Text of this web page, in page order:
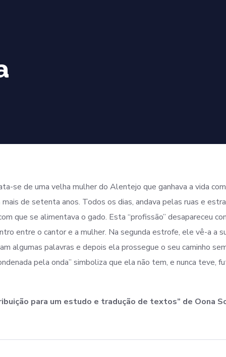
se de uma velha mulher do Alentejo que ganhava a vida
de setenta anos. Todos os dias, andava pelas ruas e
que se alimentava o gado. Esta “profissão” desapareceu
entre o cantor e a mulher. Na segunda estrofe, ele vê-a a
algumas palavras e depois ela prossegue o seu caminho
pela onda” simboliza que ela não tem, e nunca teve,
para um estudo e tradução de textos” de Oona